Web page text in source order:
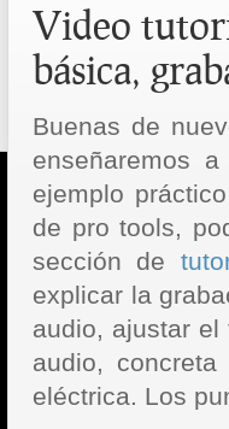
Korg
Video
básica,
Buenas de
enseñaremos
ejemplo
de pro tools,
sección de
explicar la
audio, ajustar el
audio,
eléctrica. Los